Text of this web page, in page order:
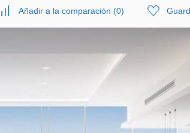
Añadir a la comparación (0)